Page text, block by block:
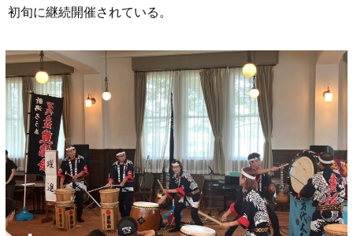
初旬に継続開催されている。